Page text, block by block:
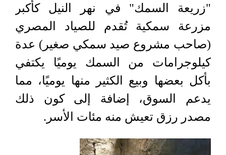
"زريعة السمك" في نهر النيل كأكبر
مزرعة سمكية تُقدم للصياد المصري
(صاحب مشروع صيد سمكي صغير) عدة
كيلوجرامات من السمك يوميًا يكتفي
بأكل بعضها وبيع الكثير منها يوميًا، مما
يدعم السوق، إضافة إلى كون ذلك
مصدر رزق تعيش منه مئات الأسر .